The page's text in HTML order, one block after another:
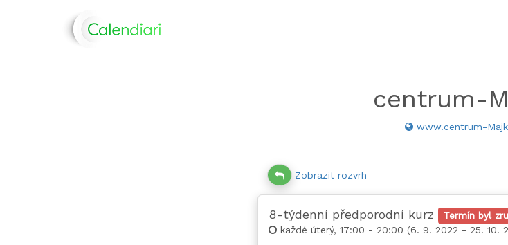
centrum-
www.centrum-
Zobrazit rozvrh
8-týdenní předporodní kurz
Termín byl
každé úterý, 17:00 - 20:00 (6. 9. 2022 - 25. 10.